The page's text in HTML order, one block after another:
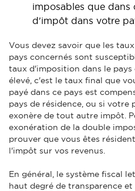
imposables que dans
d'impôt dans votre
Vous devez savoir que les
pays concernés sont
taux d'imposition dans le
élevé, c'est le taux final que
payé dans ce pays est
pays de résidence, ou si votre
exonère de tout autre impôt.
exonération de la double
prouver que vous êtes
l'impôt sur vos revenus.
En général, le système fiscal
haut degré de transparence et